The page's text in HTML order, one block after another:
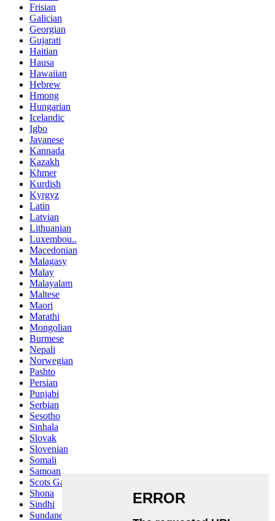
Frisian
Galician
Georgian
Gujarati
Haitian
Hausa
Hawaiian
Hebrew
Hmong
Hungarian
Icelandic
Igbo
Javanese
Kannada
Kazakh
Khmer
Kurdish
Kyrgyz
Latin
Latvian
Lithuanian
Luxembou..
Macedonian
Malagasy
Malay
Malayalam
Maltese
Maori
Marathi
Mongolian
Burmese
Nepali
Norwegian
Pashto
Persian
Punjabi
Serbian
Sesotho
Sinhala
Slovak
Slovenian
Somali
Samoan
Scots Gaelic
Shona
Sindhi
Sundanese